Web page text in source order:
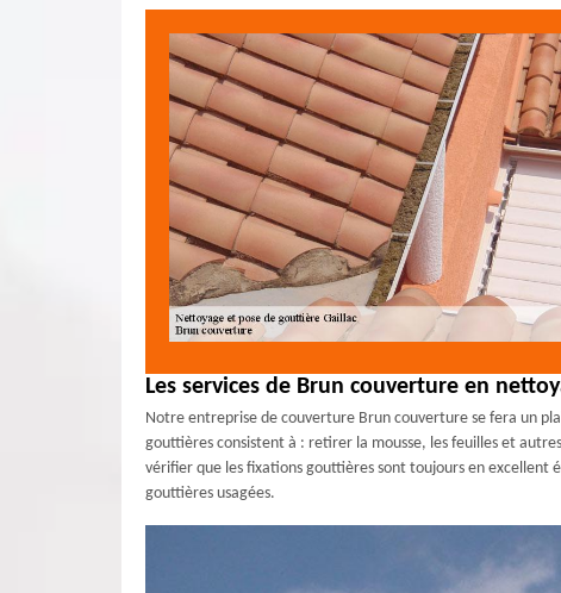
Les services de Brun couverture en
Notre entreprise de couverture Brun couverture se fera un
gouttières consistent à : retirer la mousse, les feuilles et
vérifier que les fixations gouttières sont toujours en
gouttières usagées.